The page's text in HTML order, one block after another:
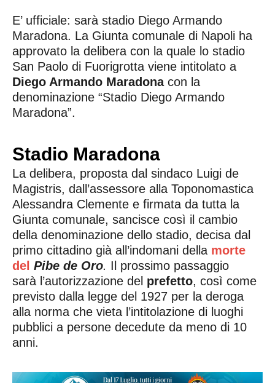
E’ ufficiale: sarà stadio Diego Armando
Maradona. La Giunta comunale di Napoli ha
approvato la delibera con la quale lo stadio
San Paolo di Fuorigrotta viene intitolato a
Diego Armando Maradonacon la
denominazione “Stadio Diego Armando
Maradona”.
Stadio Maradona
La delibera, proposta dal sindaco Luigi de
Magistris, dall’assessore alla Toponomastica
Alessandra Clemente e firmata da tutta la
Giunta comunale, sancisce così il cambio
della denominazione dello stadio, decisa dal
primo cittadino già all’indomani della morte
del Pibe de Oro. Il prossimo passaggio
sarà l’autorizzazione del prefetto, così come
previsto dalla legge del 1927 per la deroga
alla norma che vieta l’intitolazione di luoghi
pubblici a persone decedute da meno di 10
anni.